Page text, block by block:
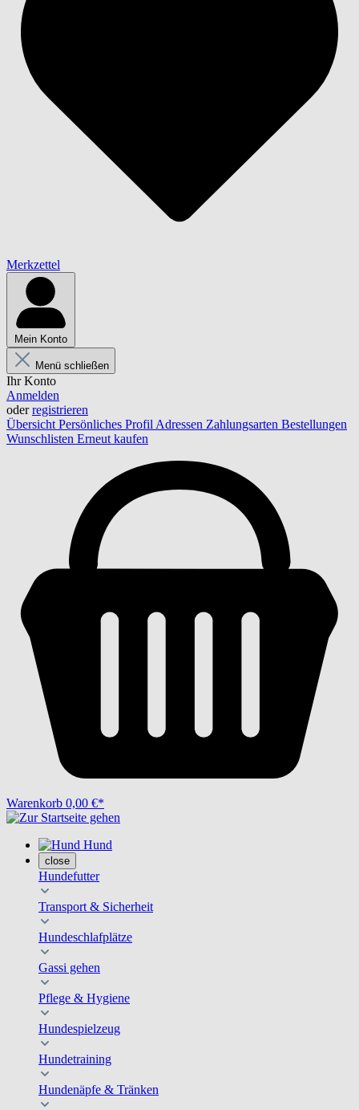
Merkzettel
Mein Konto
Menü schließen
Ihr Konto
Anmelden
oderregistrieren
Übersicht Persönliches Profil Adressen Zahlungsarten Bestellungen
Wunschlisten Erneut kaufen
Warenkorb 0,00 €*
Hund
close
Hundefutter
Transport & Sicherheit
Hundeschlafplätze
Gassi gehen
Pflege & Hygiene
Hundespielzeug
Hundetraining
Hundenäpfe & Tränken